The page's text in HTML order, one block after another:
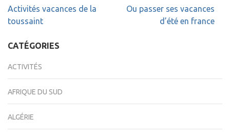
Navigation
de
Activités vacances de la
toussaint
Ou passer ses vacances
d’été en france
CATÉGORIES
ACTIVITÉS
AFRIQUE DU SUD
ALGÉRIE